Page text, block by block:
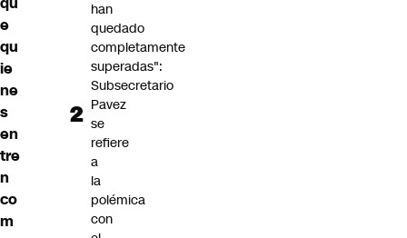
e
qu
ie
ne
s
en
tre
n
co
m
han
quedado
completamente
superadas":
Subsecretario
Pavez
se
refiere
a
la
polémica
con